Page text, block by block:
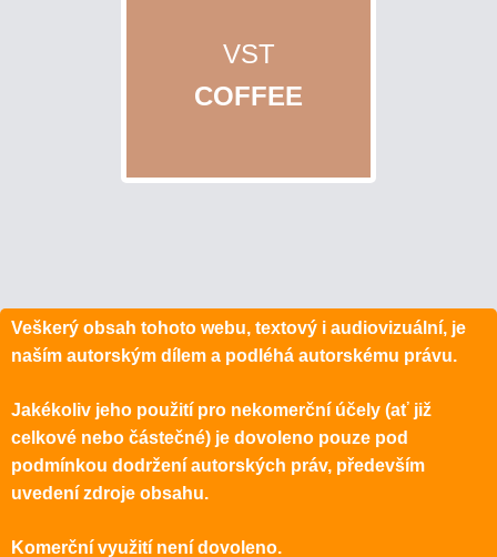
VST
COFFEE
Veškerý obsah tohoto webu, textový i audiovizuální, je
naším autorským dílem a podléhá autorskému právu.
Jakékoliv jeho použití pro nekomerční účely (ať již
celkové nebo částečné) je dovoleno pouze pod
podmínkou dodržení autorských práv, především
uvedení zdroje obsahu.
Komerční využití není dovoleno.